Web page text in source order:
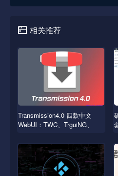
相关推荐
Transmission4.0 四款中文
WebUI：TWC、TrguiNG、